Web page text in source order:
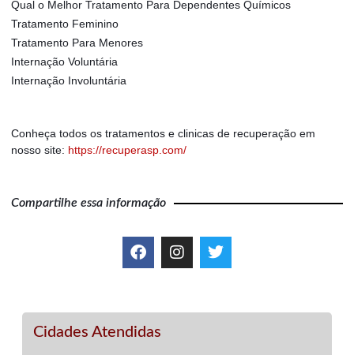
Qual o Melhor Tratamento Para Dependentes Químicos
Tratamento Feminino
Tratamento Para Menores
Internação Voluntária
Internação Involuntária
Conheça todos os tratamentos e clinicas de recuperação em
nosso site: https://recuperasp.com/
Compartilhe essa informação
Cidades Atendidas